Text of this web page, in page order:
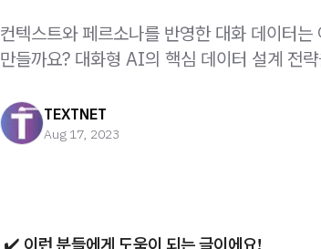
컨텍스트와 페르소나를 반영한 대화 데이터
만들까요? 대화형 AI의 핵심 데이터 설계 전
TEXTNET
Aug 17, 2023
✔️ 이런 분들에게 도움이 되는 글이에요!